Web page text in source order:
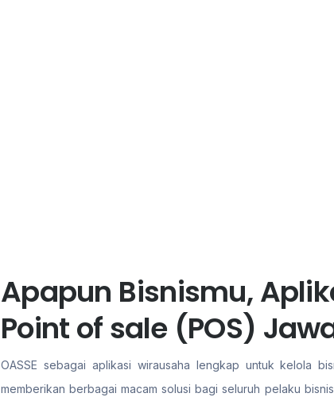
Apapun Bisnismu,
Point of sale (POS)
OASSE sebagai aplikasi wirausaha lengkap untuk kelola
memberikan berbagai macam solusi bagi seluruh pelaku